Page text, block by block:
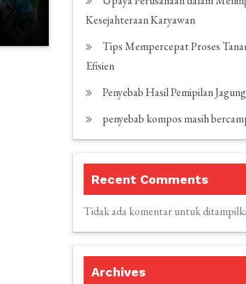
Kesejahteraan Karyawan
Tips Mempercepat Proses
Efisien
Penyebab Hasil Pemipilan
penyebab kompos masih
Recent Comments
Tidak ada komentar untuk
Archives